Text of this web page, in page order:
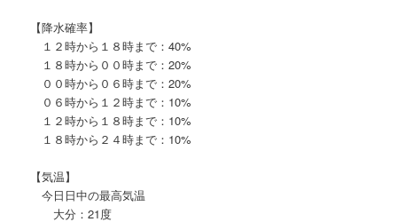
【降水確率】
１２時から１８時まで：40%
１８時から００時まで：20%
００時から０６時まで：20%
０６時から１２時まで：10%
１２時から１８時まで：10%
１８時から２４時まで：10%
【気温】
今日日中の最高気温
大分：21度